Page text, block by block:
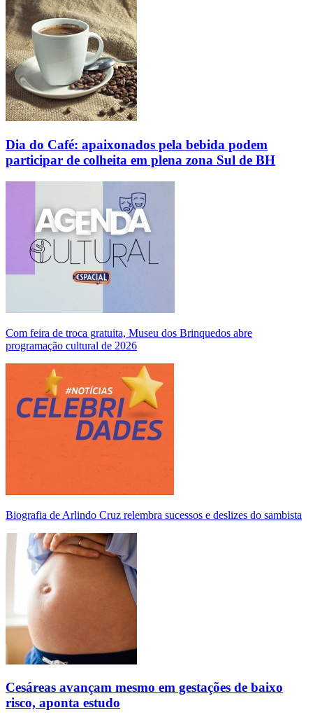
Dia do Café: apaixonados pela bebida podem
participar de colheita em plena zona Sul de BH
Com feira de troca gratuita, Museu dos Brinquedos abre
programação cultural de 2026
Biografia de Arlindo Cruz relembra sucessos e deslizes do sambista
Cesáreas avançam mesmo em gestações de baixo
risco, aponta estudo